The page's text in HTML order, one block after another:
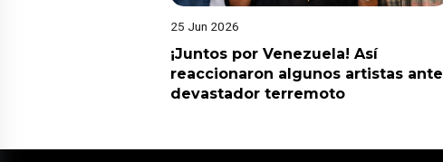
25 Jun 2026
¡Juntos por Venezuela! Así
reaccionaron algunos artistas ante
devastador terremoto